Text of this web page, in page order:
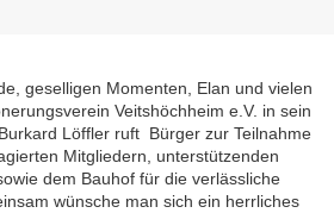
geselligen Momenten, Elan und vielen
Veitshöchheim e.V. in sein
Löffler ruft Bürger zur Teilnahme
Mitgliedern, unterstützenden
dem Bauhof für die verlässliche
wünsche man sich ein herrliches